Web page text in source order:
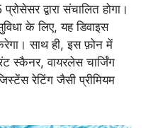
द्वारा संचालित होगा।
के लिए, यह डिवाइस
साथ ही, इस फ़ोन में
स्कैनर, वायरलेस चार्जिंग
रेटिंग जैसी प्रीमियम